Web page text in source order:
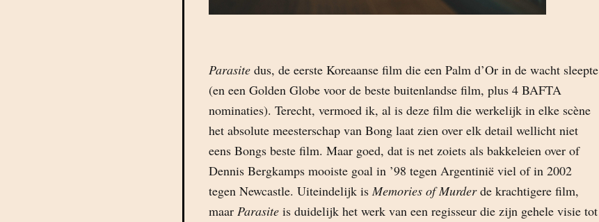
Parasite dus, de eerste Koreaanse film die een Palm d’Or in de wacht sleepte
(en een Golden Globe voor de beste buitenlandse film, plus 4 BAFTA
nominaties). Terecht, vermoed ik, al is deze film die werkelijk in elke scène
het absolute meesterschap van Bong laat zien over elk detail wellicht niet
eens Bongs beste film. Maar goed, dat is net zoiets als bakkeleien over of
Dennis Bergkamps mooiste goal in ’98 tegen Argentinië viel of in 2002
tegen Newcastle. Uiteindelijk isMemories of Murderde krachtigere film,
maar Parasite is duidelijk het werk van een regisseur die zijn gehele visie tot